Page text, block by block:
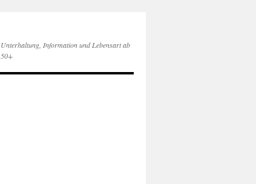
Unterhaltung, Information und Lebensart ab
50+